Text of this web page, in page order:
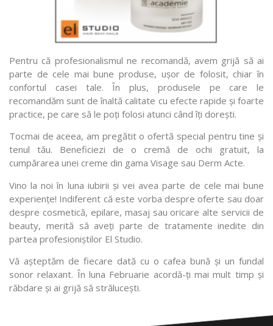
Pentru că profesionalismul ne recomandă, avem grijă să ai
parte de cele mai bune produse, ușor de folosit, chiar în
confortul casei tale. În plus, produsele pe care le
recomandăm sunt de înaltă calitate cu efecte rapide și foarte
practice, pe care să le poți folosi atunci când îți dorești.
Tocmai de aceea, am pregătit o ofertă special pentru tine și
tenul tău. Beneficiezi de o cremă de ochi gratuit, la
cumpărarea unei creme din gama Visage sau Derm Acte.
Vino la noi în luna iubirii și vei avea parte de cele mai bune
experiențe! Indiferent că este vorba despre oferte sau doar
despre cosmetică, epilare, masaj sau oricare alte servicii de
beauty, merită să aveți parte de tratamente inedite din
partea profesioniștilor El Studio.
Vă așteptăm de fiecare dată cu o cafea bună și un fundal
sonor relaxant. În luna Februarie acordă-ți mai mult timp și
răbdare și ai grijă să strălucești.